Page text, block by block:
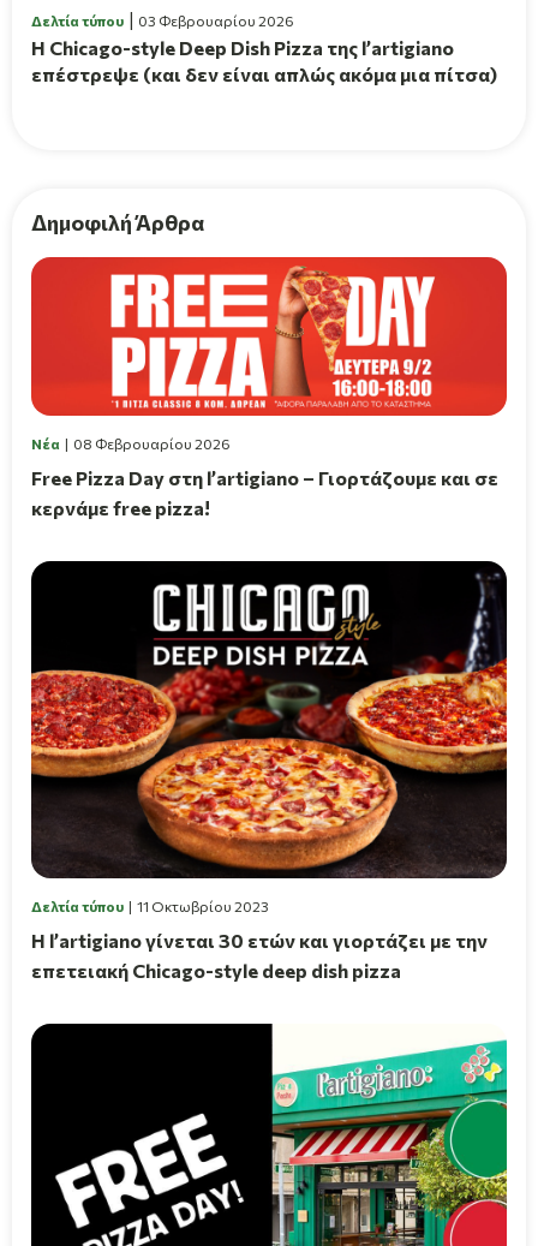
Δελτία τύπου 03 Φεβρουαρίου 2026
Η Chicago-style Deep Dish Pizza της l’artigiano
επέστρεψε (και δεν είναι απλώς ακόμα μια πίτσα)
Δημοφιλή Άρθρα
Νέα 08 Φεβρουαρίου 2026
Free Pizza Day στη l’artigiano – Γιορτάζουμε και σε
κερνάμε free pizza!
Δελτία τύπου 11 Οκτωβρίου 2023
Η l’artigiano γίνεται 30 ετών και γιορτάζει με την
επετειακή Chicago-style deep dish pizza